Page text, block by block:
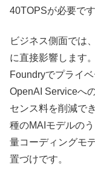
40TOPSが必要です
ビジネス側面では
に直接影響します
Foundryでプライ
OpenAI Serviceへ
センス料を削減で
種のMAIモデルの
量コーディングモ
置づけです。